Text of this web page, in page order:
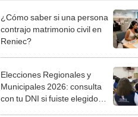
¿Cómo saber si una persona
contrajo matrimonio civil en
Reniec?
Elecciones Regionales y
Municipales 2026: consulta
con tu DNI si fuiste elegido